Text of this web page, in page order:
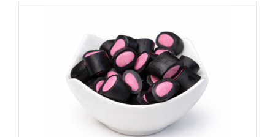
mehrere
Varianten
auf.
Die
Optionen
können